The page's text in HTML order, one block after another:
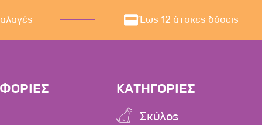
Έως 12 άτοκες δόσεις
ΚΑΤΗΓΟΡΙΕΣ
Σκύλος